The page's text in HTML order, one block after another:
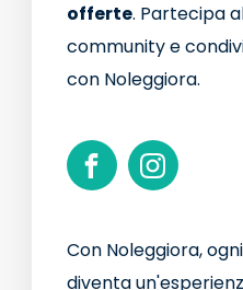
offerte. Partecipa
community e
con Noleggiora.
Con Noleggiora,
diventa